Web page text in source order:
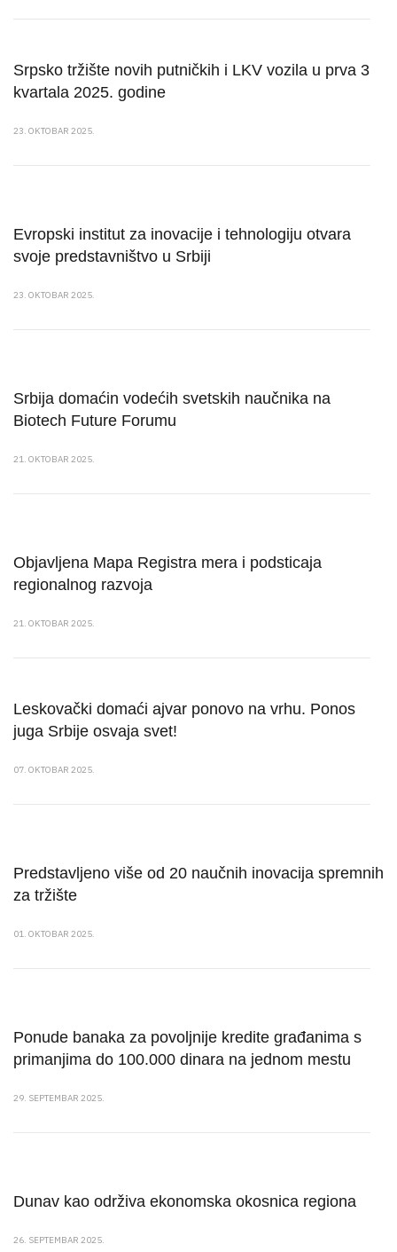
Srpsko tržište novih putničkih i LKV vozila u prva 3
kvartala 2025. godine
23. OKTOBAR 2025.
Evropski institut za inovacije i tehnologiju otvara
svoje predstavništvo u Srbiji
23. OKTOBAR 2025.
Srbija domaćin vodećih svetskih naučnika na
Biotech Future Forumu
21. OKTOBAR 2025.
Objavlјena Mapa Registra mera i podsticaja
regionalnog razvoja
21. OKTOBAR 2025.
Leskovački domaći ajvar ponovo na vrhu. Ponos
juga Srbije osvaja svet!
07. OKTOBAR 2025.
Predstavljeno više od 20 naučnih inovacija spremnih
za tržište
01. OKTOBAR 2025.
Ponude banaka za povoljnije kredite građanima s
primanjima do 100.000 dinara na jednom mestu
29. SEPTEMBAR 2025.
Dunav kao održiva ekonomska okosnica regiona
26. SEPTEMBAR 2025.